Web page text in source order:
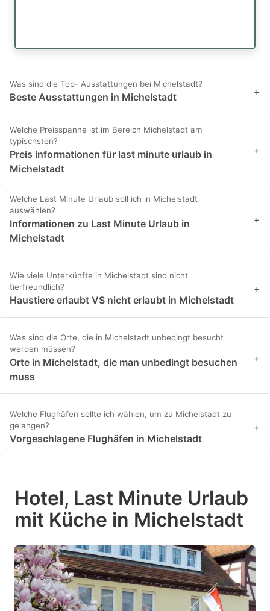
Was sind die Top- Ausstattungen bei Michelstadt?
Beste Ausstattungen in Michelstadt +
Welche Preisspanne ist im Bereich Michelstadt am
typischsten?
Preis informationen für last minute urlaub in
Michelstadt
+
Welche Last Minute Urlaub soll ich in Michelstadt
auswählen?
Informationen zu Last Minute Urlaub in
Michelstadt
+
Wie viele Unterkünfte in Michelstadt sind nicht
tierfreundlich?
Haustiere erlaubt VS nicht erlaubt in Michelstadt
+
Was sind die Orte, die in Michelstadt unbedingt besucht
werden müssen?
Orte in Michelstadt, die man unbedingt besuchen
muss
+
Welche Flughäfen sollte ich wählen, um zu Michelstadt zu
gelangen?
Vorgeschlagene Flughäfen in Michelstadt
+
Hotel, Last Minute Urlaub
mit Küche in Michelstadt